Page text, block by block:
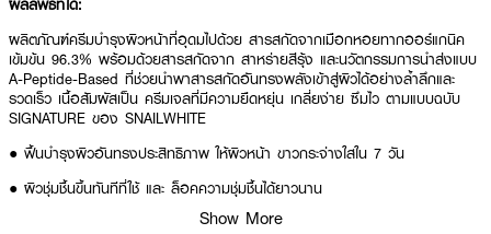
ผลลัพธ์ที่ได้:
ผลิตภัณฑ์ครีมบำรุงผิวหน้าที่อุดมไปด้วย สารสกัดจากเมือกหอยทากออร์แกนิค
เข้มข้น 96.3% พร้อมด้วยสารสกัดจาก สาหร่ายสีรุ้ง และนวัตกรรมการนำส่งแบบ
A-Peptide-Based ที่ช่วยนำพาสารสกัดอันทรงพลังเข้าสู่ผิวได้อย่างล้ำลึกและ
รวดเร็ว เนื้อสัมผัสเป็น ครีมเจลที่มีความยืดหยุ่น เกลี่ยง่าย ซึมไว ตามแบบฉบับ
SIGNATURE ของ SNAILWHITE
● ฟื้นบำรุงผิวอันทรงประสิทธิภาพ ให้ผิวหน้า ขาวกระจ่างใสใน 7 วัน
● ผิวชุ่มชื้นขึ้นทันทีที่ใช้ และ ล็อคความชุ่มชื้นได้ยาวนาน
● ส่วนประกอบสำคัญ: Snail Secretion Filtrate (เมือกหอยทาก), Niacinamide
Show More